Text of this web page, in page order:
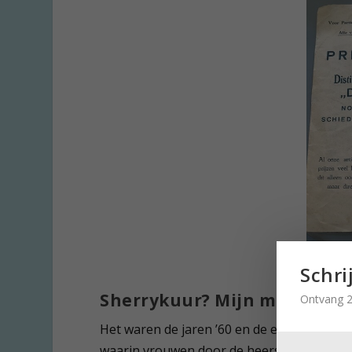
Sherrykuur? Mijn moeder
Het waren de jaren ’60 en de
Ontvang